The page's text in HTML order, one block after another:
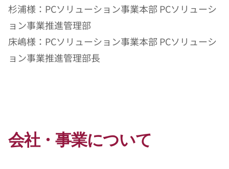
杉浦様：PCソリューション事業本部 PCソリューシ
ョン事業推進管理部
床嶋様：PCソリューション事業本部 PCソリューシ
ョン事業推進管理部長
会社・事業について